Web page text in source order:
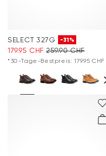
SELECT 327G -31%
179.95 CHF 259.90 CHF
*30-Tage-Bestpreis: 179.95 CHF